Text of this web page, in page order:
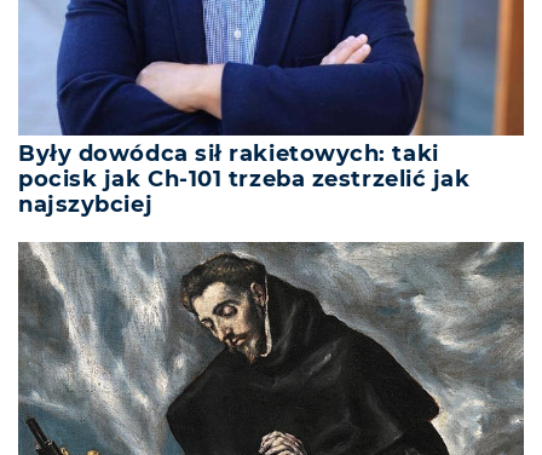
Były dowódca sił rakietowych: taki
pocisk jak Ch-101 trzeba zestrzelić jak
najszybciej